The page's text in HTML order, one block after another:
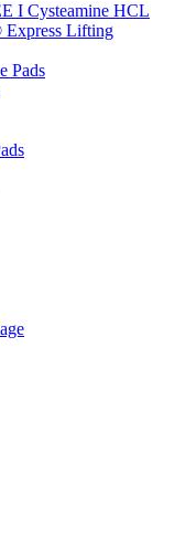
I Cysteamine HCL
Express Lifting
Pads